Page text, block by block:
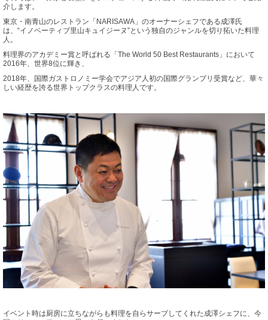
介します。
東京・南青山のレストラン「NARISAWA」のオーナーシェフである成澤氏
は、“イノベーティブ里山キュイジーヌ”という独自のジャンルを切り拓いた料理
人。
料理界のアカデミー賞と呼ばれる「The World 50 Best Restaurants」において
2016年、世界8位に輝き、
2018年、国際ガストロノミー学会でアジア人初の国際グランプリ受賞など、華々
しい経歴を誇る世界トップクラスの料理人です。
イベント時は厨房に立ちながらも料理を自らサーブしてくれた成澤シェフに、今